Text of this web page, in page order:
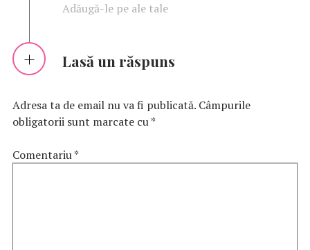
Adăugă-le pe ale tale
Lasă un răspuns
Adresa ta de email nu va fi publicată. Câmpurile
obligatorii sunt marcate cu*
Comentariu*